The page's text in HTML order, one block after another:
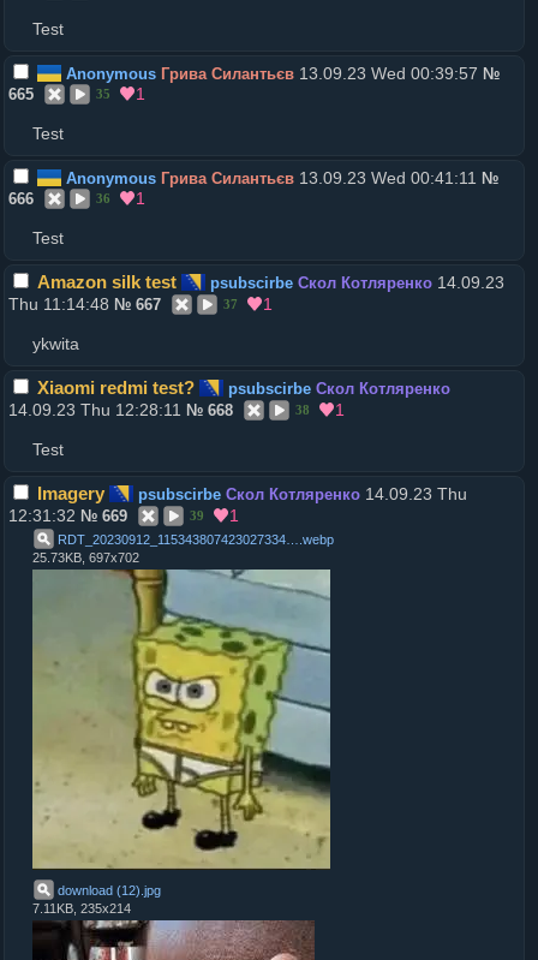
Test
Anonymous Грива Силантьєв13.09.23 Wed 00:39:57 №
665
35 1
Test
Anonymous Грива Силантьєв13.09.23 Wed 00:41:11 №
666
36 1
Test
Amazon silk test psubscirbe Скол Котляренко14.09.23
Thu 11:14:48 № 667 37 1
ykwita
Xiaomi redmi test? psubscirbe Скол Котляренко
14.09.23 Thu 12:28:11 № 668 38 1
Test
Imagery psubscirbe Скол Котляренко14.09.23 Thu
12:31:32 № 669 39 1
webp
25.73KB, 697x702
download (12) jpg
7.11KB, 235x214